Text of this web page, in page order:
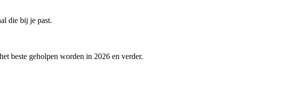
die bij je past.
beste geholpen worden in 2026 en verder.